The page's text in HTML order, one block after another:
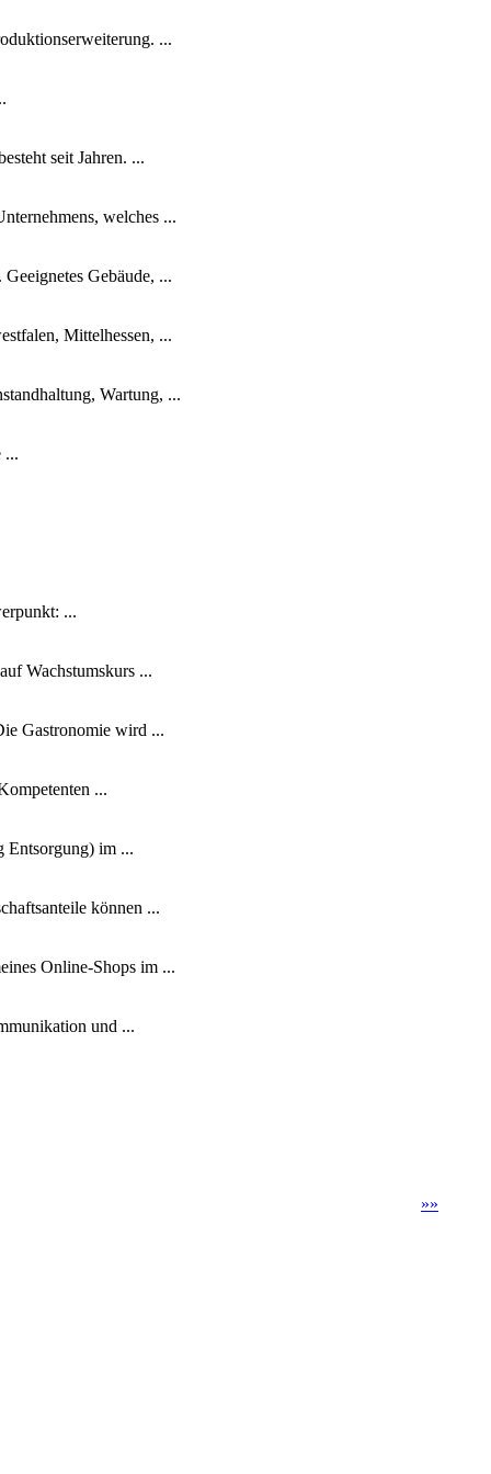
...
seit Jahren. ...
welches ...
Gebäude, ...
Mittelhessen, ...
Wartung, ...
...
...
Wachstumskurs ...
Gastronomie wird ...
...
Entsorgung) im ...
können ...
Online-Shops im ...
und ...
»»